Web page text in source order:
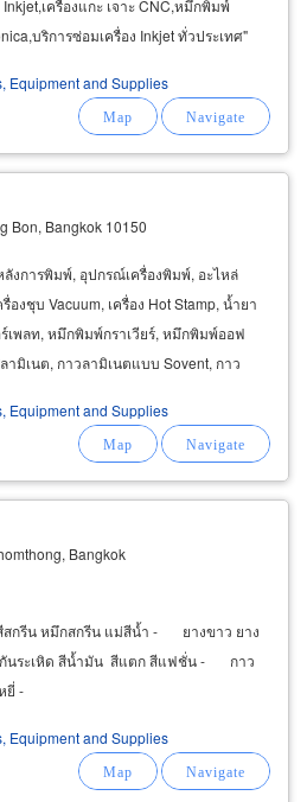
เครื่องแกะ เจาะ CNC,หมึกพิมพ์
บริการซ่อมเครื่อง Inkjet ทั่วประเทศ"
Equipment and Supplies
Bon, Bangkok 10150
ลังการพิมพ์, อุปกรณ์เครื่องพิมพ์, อะไหล่
งชุบ Vacuum, เครื่อง Hot Stamp, น้ำยา
เพลท, หมึกพิมพ์กราเวียร์, หมึกพิมพ์ออฟ
ามิเนต, กาวลามิเนตแบบ Sovent, กาว
Equipment and Supplies
Bangkok
รีน หมึกสกรีน แม่สีน้ำ - ยางขาว ยาง
นระเหิด สีน้ำมัน สีแตก สีแฟชั่น - กาว
ยี่ -
Equipment and Supplies